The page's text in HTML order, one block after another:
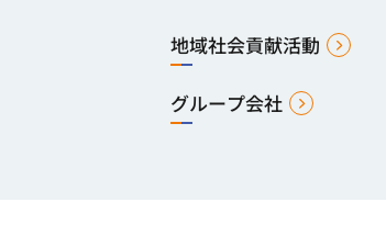
地域社会貢献活動
グループ会社